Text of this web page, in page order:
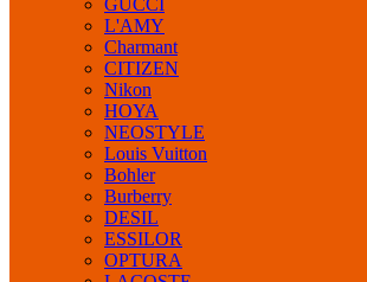
GUCCI
L'AMY
Charmant
CITIZEN
Nikon
HOYA
NEOSTYLE
Louis Vuitton
Bohler
Burberry
DESIL
ESSILOR
OPTURA